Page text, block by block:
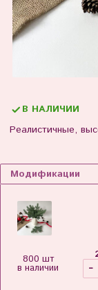
Реалистичные,
В НАЛИЧИИ
Модификации
800 шт
в наличии